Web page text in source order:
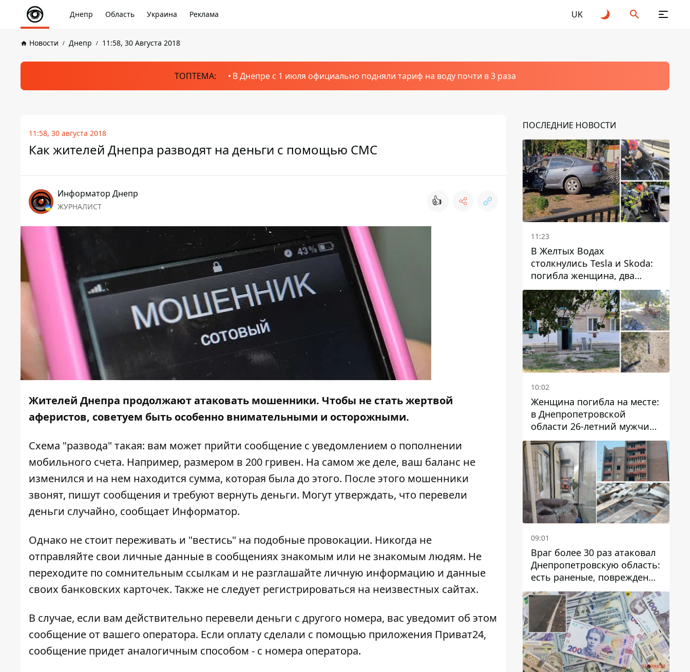
Днепр Область Украина Реклама UK
Новости Днепр 11:58, 30 Августа 2018
ТОПТЕМА: В Днепре с 1 июля официально подняли тариф на воду почти в 3 раза
11:58, 30 августа 2018
Как жителей Днепра разводят на деньги с помощью СМС
Информатор Днепр
ЖУРНАЛИСТ 👍
Жителей Днепра продолжают атаковать мошенники. Чтобы не стать жертвой
аферистов, советуем быть особенно внимательными и осторожными.
Схема "развода" такая: вам может прийти сообщение с уведомлением о пополнении
мобильного счета. Например, размером в 200 гривен. На самом же деле, ваш баланс не
изменился и на нем находится сумма, которая была до этого. После этого мошенники
звонят, пишут сообщения и требуют вернуть деньги. Могут утверждать, что перевели
деньги случайно, сообщает Информатор.
Однако не стоит переживать и "вестись" на подобные провокации. Никогда не
отправляйте свои личные данные в сообщениях знакомым или не знакомым людям. Не
переходите по сомнительным ссылкам и не разглашайте личную информацию и данные
своих банковских карточек. Также не следует регистрироваться на неизвестных сайтах.
В случае, если вам действительно перевели деньги с другого номера, вас уведомит об этом
сообщение от вашего оператора. Если оплату сделали с помощью приложения Приват24,
сообщение придет аналогичным способом - с номера оператора.
ПОСЛЕДНИЕ НОВОСТИ
11:23
В Желтых Водах
столкнулись Tesla и Skoda:
погибла женщина, два
человека пострадали
10:02
Женщина погибла на месте:
в Днепропетровской
области 26-летний мужчина
избил трех человек
металлическим предметом
09:01
Враг более 30 раз атаковал
Днепропетровскую область:
есть раненые, повреждены
лицей, дома и предприятия